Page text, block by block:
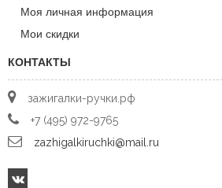
Моя личная информация
Мои скидки
КОНТАКТЫ
зажигалки-ручки.рф
+7 (495) 972-9765
zazhigalkiruchki@mail.ru